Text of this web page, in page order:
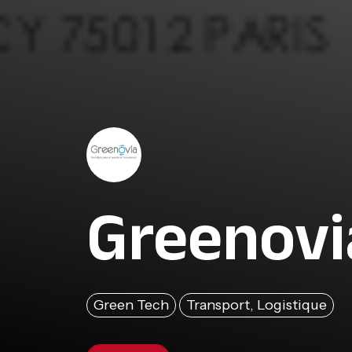
Green Tech Transport, Logistique